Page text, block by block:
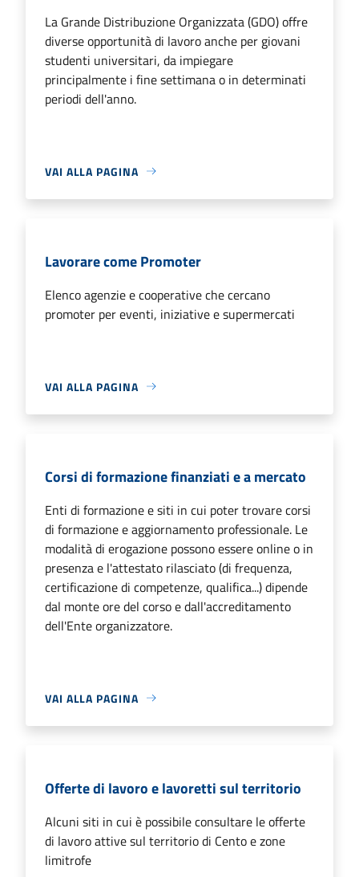
La Grande Distribuzione Organizzata (GDO) offre
diverse opportunità di lavoro anche per giovani
studenti universitari, da impiegare
principalmente i fine settimana o in determinati
periodi dell'anno.
VAI ALLA PAGINA
Lavorare come Promoter
Elenco agenzie e cooperative che cercano
promoter per eventi, iniziative e supermercati
VAI ALLA PAGINA
Corsi di formazione finanziati e a mercato
Enti di formazione e siti in cui poter trovare corsi
di formazione e aggiornamento professionale. Le
modalità di erogazione possono essere online o in
presenza e l'attestato rilasciato (di frequenza,
certificazione di competenze, qualifica...) dipende
dal monte ore del corso e dall'accreditamento
dell'Ente organizzatore.
VAI ALLA PAGINA
Offerte di lavoro e lavoretti sul territorio
Alcuni siti in cui è possibile consultare le offerte
di lavoro attive sul territorio di Cento e zone
limitrofe